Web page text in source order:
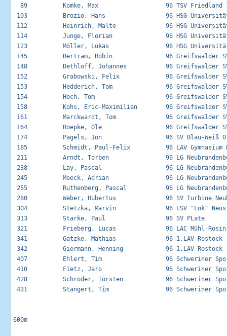
89          Komke, Max                   96 TSV
103          Brozio, Hans                 96 HSG
112          Heinrich, Malte              96 HSG
114          Junge, Florian               96 HSG
123          Möller, Lukas                96 HSG
145          Bertram, Robin               96
148          Dethloff, Johannes           96
152          Grabowski, Felix             96
153          Hedderich, Tom               96
154          Hoch, Tom                    96
158          Kohs, Eric-Maximilian        96
161          Marckwardt, Tom              96
164          Roepke, Ole                  96
174          Pagels, Jon                  96 SV Blau-
185          Schmidt, Paul-Felix          96 LAV
211          Arndt, Torben                96 LG
238          Lay, Pascal                  96 LG
245          Moeck, Adrian                96 LG
255          Ruthenberg, Pascal           96 LG
280          Weber, Hubertus              96 SV Turbine
304          Stetzka, Marvin              96 ESV
313          Starke, Paul
321          Frieberg, Lucas              96
341          Gatzke, Mathias              96
342          Giermann, Henning            96
407          Ehlert, Tim                  96
410          Fietz, Jaro                  96
428          Schröder, Torsten            96
431          Stangert, Tim                96
600m